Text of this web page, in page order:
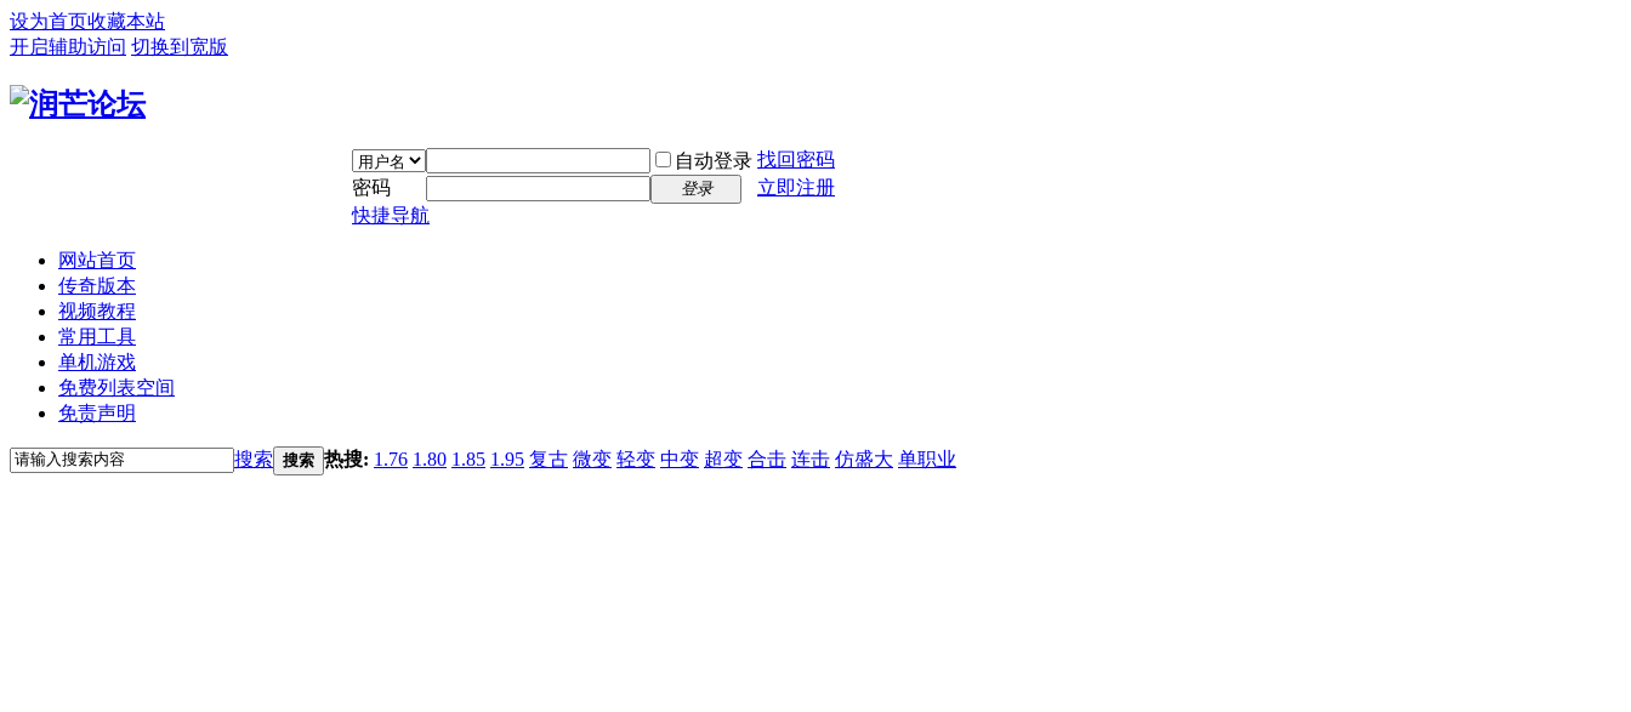
设为首页收藏本站
开启辅助访问 切换到宽版
自动登录 找回密码
密码
登录
立即注册
快捷导航
网站首页
传奇版本
视频教程
常用工具
单机游戏
免费列表空间
免责声明
搜索 搜索 热搜: 1.76 1.80 1.85 1.95 复古 微变 轻变 中变 超变 合击 连击 仿盛大 单职业